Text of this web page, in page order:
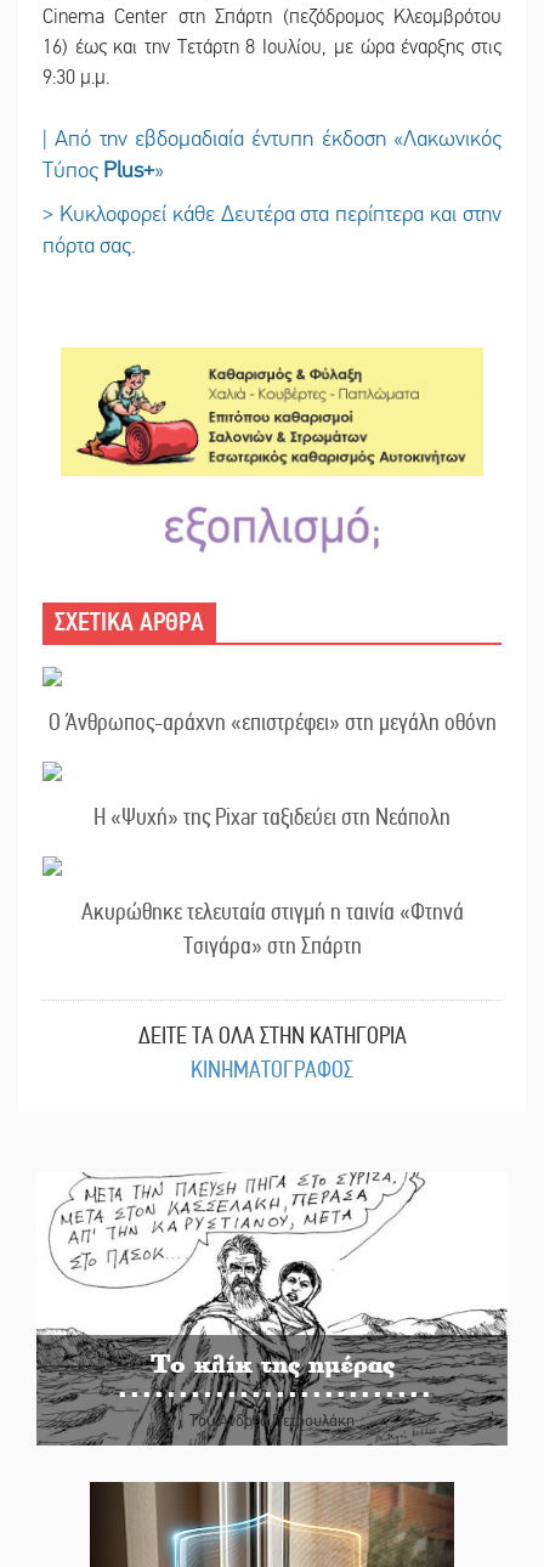
Cinema Center στη Σπάρτη (πεζόδρομος Κλεομβρότου
16) έως και την Τετάρτη 8 Ιουλίου, με ώρα έναρξης στις
9:30 μ.μ.
| Από την εβδομαδιαία έντυπη έκδοση «Λακωνικός
Τύπος Plus+»
> Κυκλοφορεί κάθε Δευτέρα στα περίπτερα και στην
πόρτα σας.
ΣΧΕΤΙΚΑ ΑΡΘΡΑ
Ο Άνθρωπος-αράχνη «επιστρέφει» στη μεγάλη οθόνη
Η «Ψυχή» της Pixar ταξιδεύει στη Νεάπολη
Ακυρώθηκε τελευταία στιγμή η ταινία «Φτηνά
Τσιγάρα» στη Σπάρτη
ΔΕΙΤΕ ΤΑ ΟΛΑ ΣΤΗΝ ΚΑΤΗΓΟΡΙΑ
ΚΙΝΗΜΑΤΟΓΡΑΦΟΣ
Το κλίκ της ημέρας
Του Ανδρέα Πετρουλάκη